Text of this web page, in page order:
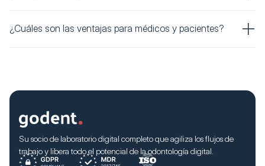
¿Cuáles son las ventajas para médicos y pacientes?
Su socio de laboratorio digital completo que agiliza los flujos de
trabajo y libera todo el potencial de la odontología digital.